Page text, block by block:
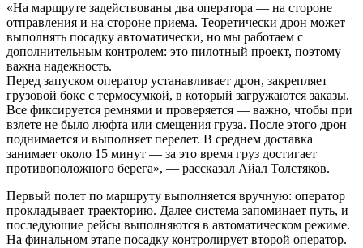
«На маршруте задействованы два оператора — на стороне
отправления и на стороне приема. Теоретически дрон может
выполнять посадку автоматически, но мы работаем с
дополнительным контролем: это пилотный проект, поэтому
важна надежность.
Перед запуском оператор устанавливает дрон, закрепляет
грузовой бокс с термосумкой, в который загружаются заказы.
Все фиксируется ремнями и проверяется — важно, чтобы при
взлете не было люфта или смещения груза. После этого дрон
поднимается и выполняет перелет. В среднем доставка
занимает около 15 минут — за это время груз достигает
противоположного берега», — рассказал Айал Толстяков.
Первый полет по маршруту выполняется вручную: оператор
прокладывает траекторию. Далее система запоминает путь, и
последующие рейсы выполняются в автоматическом режиме.
На финальном этапе посадку контролирует второй оператор.